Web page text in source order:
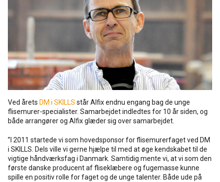
Fugemasse
Rense- og plejemidler
Facadepuds og maling
Trinlydsdæmpning
Referencer
Downloads
Kontakt
SE
EN
Ved årets DM i SKILLS står Alfix endnu engang bag de unge
flisemurer-specialister. Samarbejdet indledtes for 10 år siden, og
både arrangører og Alfix glæder sig over samarbejdet.
”I 2011 startede vi som hovedsponsor for flisemurerfaget ved DM
i SKILLS. Dels ville vi gerne hjælpe til med at øge kendskabet til de
vigtige håndværksfag i Danmark. Samtidig mente vi, at vi som den
første danske producent af fliseklæbere og fugemasse kunne
spille en positiv rolle for faget og de unge talenter. Både ude på